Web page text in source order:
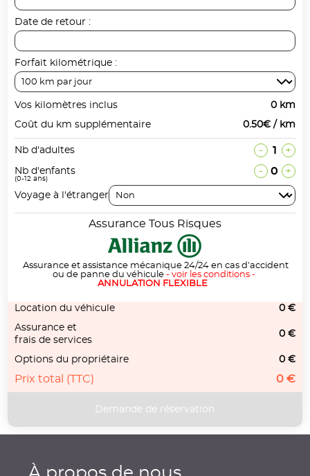
Date de retour :
Forfait kilométrique :
Vos kilomètres inclus
0 km
Coût du km supplémentaire
0.50€ / km
Nb d'adultes - 1 +
Nb d'enfants
(0-12 ans)
- 0 +
Voyage à l'étranger
Assurance Tous Risques
Assurance et assistance mécanique 24/24 en cas d'accident
ou de panne du véhicule - voir les conditions-
ANNULATION FLEXIBLE
Location du véhicule
0 €
Assurance et
frais de services
0 €
Options du propriétaire 0 €
Prix total (TTC) 0 €